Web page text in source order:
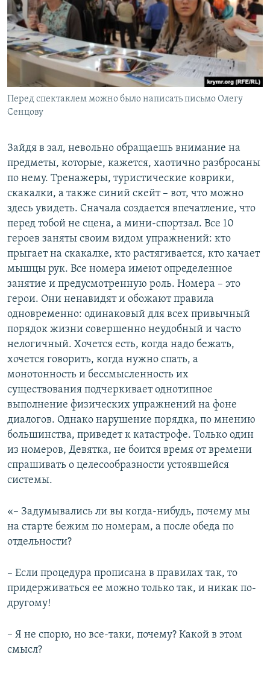
Перед спектаклем можно было написать письмо Олегу
Сенцову
Зайдя в зал, невольно обращаешь внимание на
предметы, которые, кажется, хаотично разбросаны
по нему. Тренажеры, туристические коврики,
скакалки, а также синий скейт – вот, что можно
здесь увидеть. Сначала создается впечатление, что
перед тобой не сцена, а мини-спортзал. Все 10
героев заняты своим видом упражнений: кто
прыгает на скакалке, кто растягивается, кто качает
мышцы рук. Все номера имеют определенное
занятие и предусмотренную роль. Номера – это
герои. Они ненавидят и обожают правила
одновременно: одинаковый для всех привычный
порядок жизни совершенно неудобный и часто
нелогичный. Хочется есть, когда надо бежать,
хочется говорить, когда нужно спать, а
монотонность и бессмысленность их
существования подчеркивает однотипное
выполнение физических упражнений на фоне
диалогов. Однако нарушение порядка, по мнению
большинства, приведет к катастрофе. Только один
из номеров, Девятка, не боится время от времени
спрашивать о целесообразности устоявшейся
системы.
«– Задумывались ли вы когда-нибудь, почему мы
на старте бежим по номерам, а после обеда по
отдельности?
– Если процедура прописана в правилах так, то
придерживаться ее можно только так, и никак по-
другому!
– Я не спорю, но все-таки, почему? Какой в этом
смысл?